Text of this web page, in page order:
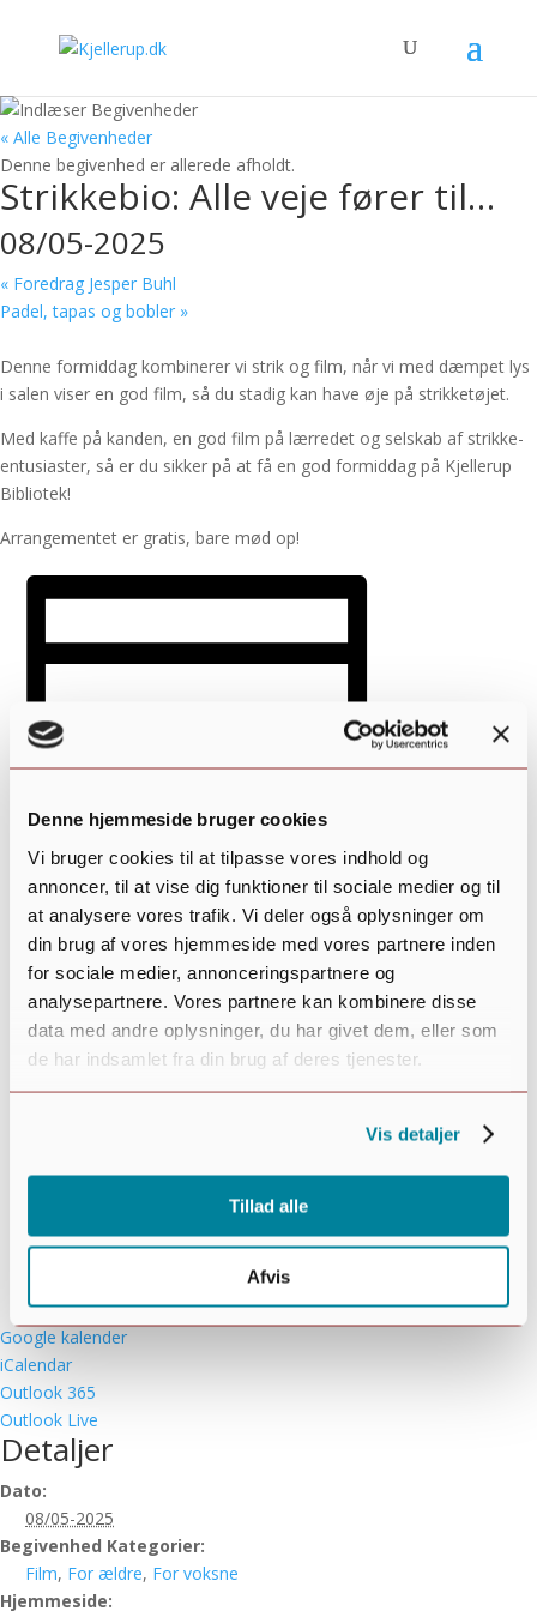
Denne hjemmeside bruger cookies
Vi bruger cookies til at tilpasse vores indhold og
annoncer, til at vise dig funktioner til sociale medier og til
at analysere vores trafik. Vi deler også oplysninger om
din brug af vores hjemmeside med vores partnere inden
for sociale medier, annonceringspartnere og
analysepartnere. Vores partnere kan kombinere disse
data med andre oplysninger, du har givet dem, eller som
de har indsamlet fra din brug af deres tjenester.
Vis detaljer
Tillad alle
Afvis
« Alle Begivenheder
Denne begivenhed er allerede afholdt.
Strikkebio: Alle veje fører til…
08/05-2025
« Foredrag Jesper Buhl
Padel, tapas og bobler »
Denne formiddag kombinerer vi strik og film, når vi med dæmpet lys
i salen viser en god film, så du stadig kan have øje på strikketøjet.
Med kaffe på kanden, en god film på lærredet og selskab af strikke-
entusiaster, så er du sikker på at få en god formiddag på Kjellerup
Bibliotek!
Arrangementet er gratis, bare mød op!
Tilføj til kalender
Google kalender
iCalendar
Outlook 365
Outlook Live
Detaljer
Dato:
08/05-2025
Begivenhed Kategorier:
Film, For ældre, For voksne
Hjemmeside: